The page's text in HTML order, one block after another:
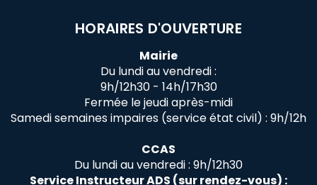
HORAIRES D'OUVERTURE
Mairie
Du lundi au vendredi :
9h/12h30 - 14h/17h30
Fermée le jeudi après-midi
Samedi semaines impaires (service état civil) : 9h/12h
CCAS
Du lundi au vendredi : 9h/12h30
Service Instructeur ADS (sur rendez-vous) :